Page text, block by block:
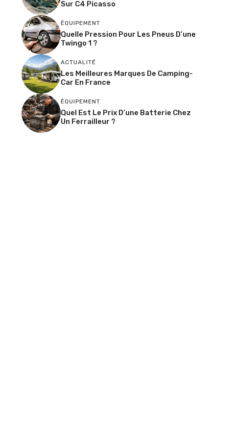
Sur C4 Picasso
ÉQUIPEMENT
Quelle Pression Pour Les Pneus D’une
Twingo 1 ?
ACTUALITÉ
Les Meilleures Marques De Camping-
Car En France
ÉQUIPEMENT
Quel Est Le Prix D’une Batterie Chez
Un Ferrailleur ?